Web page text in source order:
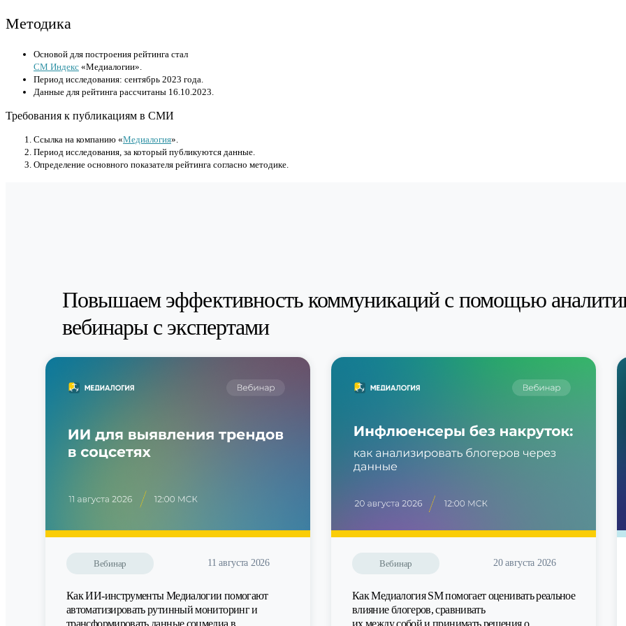
Методика
Основой для построения рейтинга стал
СМ Индекс «Медиалогии».
Период исследования: сентябрь 2023 года.
Данные для рейтинга рассчитаны 16.10.2023.
Требования к публикациям в СМИ
Cсылка на компанию «Медиалогия».
Период исследования, за который публикуются данные.
Определение основного показателя рейтинга согласно методике.
Повышаем эффективность коммуникаций с помощью
вебинары с экспертами
Вебинар 11 августа 2026
Как ИИ-инструменты Медиалогии помогают
автоматизировать рутинный мониторинг и
Вебинар 20 августа 2026
Как Медиалогия SM помогает оценивать реальное
влияние блогеров, сравнивать